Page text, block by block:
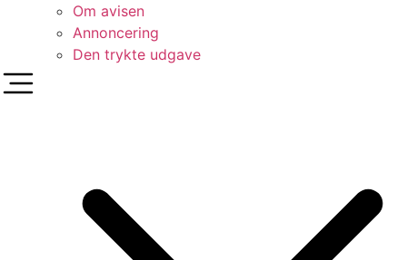
Om avisen
Annoncering
Den trykte udgave